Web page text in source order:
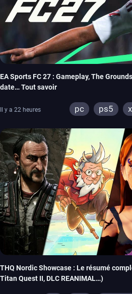
EA Sports FC 27 : Gameplay, The
date… Tout savoir
Il y a 22 heures pc ps5
THQ Nordic Showcase : Le résumé
Titan Quest II, DLC REANIMAL…)